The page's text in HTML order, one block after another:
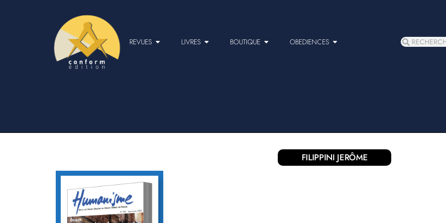
REVUES LIVRES BOUTIQUE OBEDIENCES
FILIPPINI JERÔME